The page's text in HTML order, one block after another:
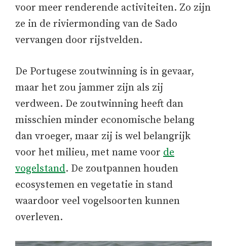
voor meer renderende activiteiten. Zo zijn
ze in de riviermonding van de Sado
vervangen door rijstvelden.
De Portugese zoutwinning is in gevaar,
maar het zou jammer zijn als zij
verdween. De zoutwinning heeft dan
misschien minder economische belang
dan vroeger, maar zij is wel belangrijk
voor het milieu, met name voor de
vogelstand. De zoutpannen houden
ecosystemen en vegetatie in stand
waardoor veel vogelsoorten kunnen
overleven.